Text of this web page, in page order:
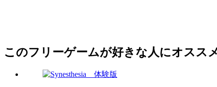
このフリーゲームが好きな人にオスス